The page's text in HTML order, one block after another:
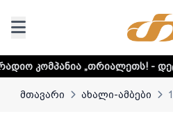
- დეტალური
მთავარი ახალი-ამბები